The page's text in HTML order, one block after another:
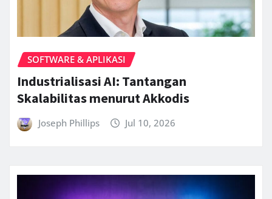
SOFTWARE & APLIKASI
Industrialisasi AI: Tantangan
Skalabilitas menurut Akkodis
Joseph Phillips Jul 10, 2026